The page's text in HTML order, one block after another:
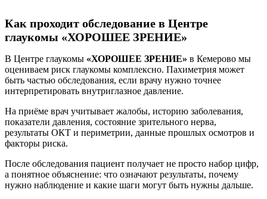
Как проходит обследование в Центре
глаукомы «ХОРОШЕЕ ЗРЕНИЕ»
В Центре глаукомы «ХОРОШЕЕ ЗРЕНИЕ» в Кемерово мы
оцениваем риск глаукомы комплексно. Пахиметрия может
быть частью обследования, если врачу нужно точнее
интерпретировать внутриглазное давление.
На приёме врач учитывает жалобы, историю заболевания,
показатели давления, состояние зрительного нерва,
результаты ОКТ и периметрии, данные прошлых осмотров и
факторы риска.
После обследования пациент получает не просто набор цифр,
а понятное объяснение: что означают результаты, почему
нужно наблюдение и какие шаги могут быть нужны дальше.